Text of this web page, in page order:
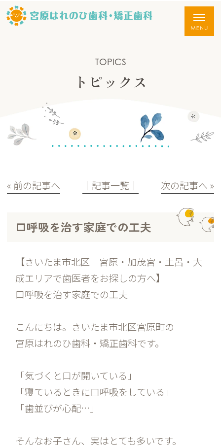
TOPICS
トピックス
« 前の記事へ │記事一覧│ 次の記事へ »
口呼吸を治す家庭での工夫
【さいたま市北区 宮原・加茂宮・土呂・大
成エリアで歯医者をお探しの方へ】
口呼吸を治す家庭での工夫
こんにちは。さいたま市北区宮原町の
宮原はれのひ歯科・矯正歯科です。
「気づくと口が開いている」
「寝ているときに口呼吸をしている」
「歯並びが心配…」
そんなお子さん、実はとても多いです。